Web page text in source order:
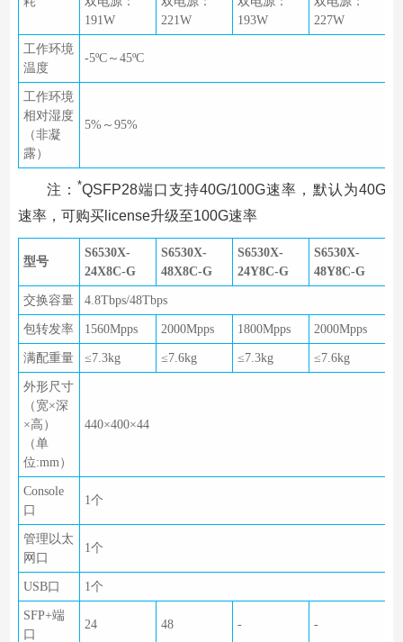
191W
221W
193W
227W
工作环境
温度
-5ºC～45ºC
工作环境
相对湿度
（非凝
露）
5%～95%
注： *QSFP28端口支持40G/100G速率，默认为40G
速率，可购买license升级至100G速率
型号
S6530X-
24X8C-G
S6530X-
48X8C-G
S6530X-
24Y8C-G
S6530X-
48Y8C-G
交换容量 4.8Tbps/48Tbps
包转发率 1560Mpps 2000Mpps 1800Mpps 2000Mpps
满配重量 ≤7.3kg ≤7.6kg ≤7.3kg ≤7.6kg
外形尺寸
（宽×深
×高）
（单
位:mm）
440×400×44
Console
口
1个
管理以太
网口
1个
USB口 1个
SFP+端
口
24 48 - -